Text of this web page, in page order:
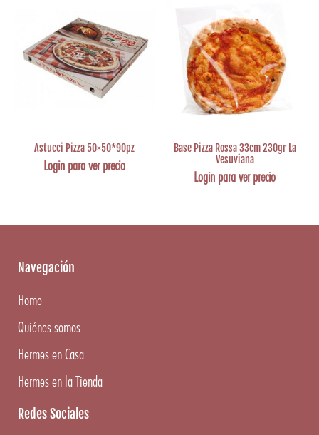
Astucci Pizza 50×50*90pz
Login para ver precio
Base Pizza Rossa 33cm 230gr La
Vesuviana
Login para ver precio
Navegación
Home
Quiénes somos
Hermes en Casa
Hermes en la Tienda
Redes Sociales